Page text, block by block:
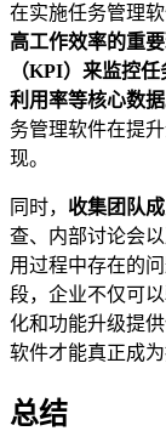
在实施任务管理软
高工作效率的重
（KPI）来监控
利用率等核心数据
务管理软件在提
现。
同时， 收集团队
查、内部讨论会
用过程中存在的
段，企业不仅可
化和功能升级提
软件才能真正成
总结